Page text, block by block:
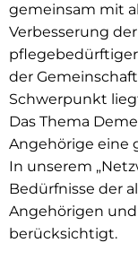
das
Alter
gemeinsam mit
Verbesserung
der
Schwerpunkt
Das Thema
Angehörige eine
In unserem
Bedürfnisse der
Angehörigen
berücksichtigt.